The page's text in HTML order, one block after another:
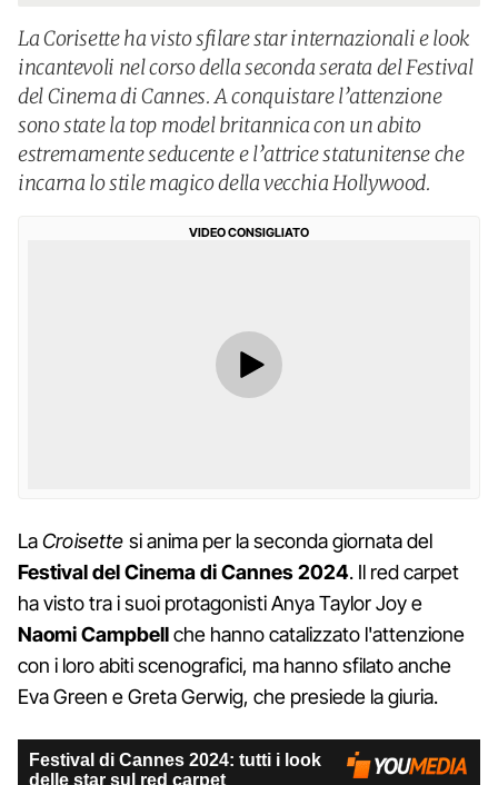
La Corisette ha visto sfilare star internazionali e look
incantevoli nel corso della seconda serata del Festival
del Cinema di Cannes. A conquistare l’attenzione
sono state la top model britannica con un abito
estremamente seducente e l’attrice statunitense che
incarna lo stile magico della vecchia Hollywood.
VIDEO CONSIGLIATO
LaCroisette si anima per la seconda giornata del
FestivaldelCinema diCannes 2024. Il red carpet
ha visto tra i suoi protagonisti Anya Taylor Joy e
NaomiCampbellche hanno catalizzato l'attenzione
con i loro abiti scenografici, ma hanno sfilato anche
Eva Green e Greta Gerwig, che presiede la giuria.